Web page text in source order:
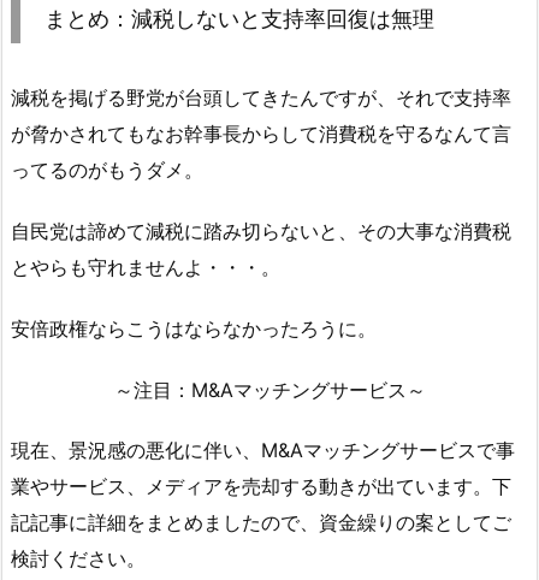
まとめ：減税しないと支持率回復は無理
減税を掲げる野党が台頭してきたんですが、それで支持率
が脅かされてもなお幹事長からして消費税を守るなんて言
ってるのがもうダメ。
自民党は諦めて減税に踏み切らないと、その大事な消費税
とやらも守れませんよ・・・。
安倍政権ならこうはならなかったろうに。
～注目：M&Aマッチングサービス～
現在、景況感の悪化に伴い、M&Aマッチングサービスで事
業やサービス、メディアを売却する動きが出ています。下
記記事に詳細をまとめましたので、資金繰りの案としてご
検討ください。